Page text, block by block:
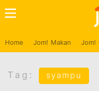
Home Jom! Makan Jom!
Tag: syampu